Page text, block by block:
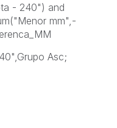
- 240") and
mm",-
Asc;